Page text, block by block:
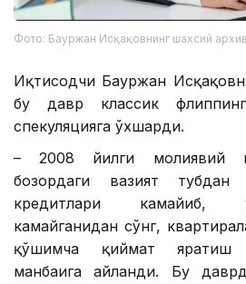
Фото: Бауржан Исқақовнинг шахсий
Иқтисодчи Бауржан
бу давр классик
спекуляцияга ўхшарди.
– 2008 йилги молиявий
бозордаги вазият тубдан
кредитлари камайиб,
камайганидан сўнг,
қўшимча қиймат яратиш
манбаига айланди. Бу